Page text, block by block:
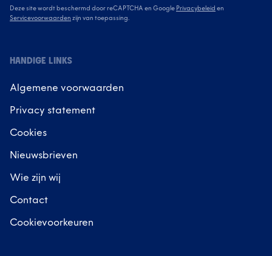
Deze site wordt beschermd door reCAPTCHA en Google Privacybeleid en
Servicevoorwaarden zijn van toepassing.
HANDIGE LINKS
Algemene voorwaarden
Privacy statement
Cookies
Nieuwsbrieven
Wie zijn wij
Contact
Cookievoorkeuren